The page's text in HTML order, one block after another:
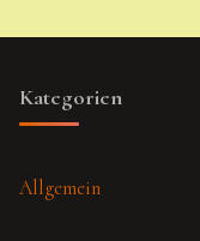
Kategorien
Allgemein